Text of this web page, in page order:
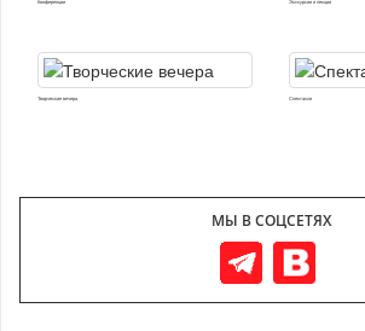
Творческие вечера Спектакли
МЫ В СОЦСЕТЯХ